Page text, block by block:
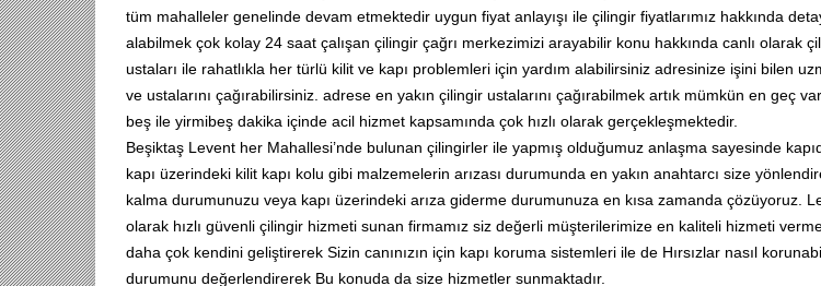
tüm mahalleler genelinde devam etmektedir uygun fiyat anlayışı ile çilingir fiyatlarımız hakkında
alabilmek çok kolay 24 saat çalışan çilingir çağrı merkezimizi arayabilir konu hakkında canlı olarak
ustaları ile rahatlıkla her türlü kilit ve kapı problemleri için yardım alabilirsiniz adresinize işini bilen
ve ustalarını çağırabilirsiniz. adrese en yakın çilingir ustalarını çağırabilmek artık mümkün en geç
beş ile yirmibeş dakika içinde acil hizmet kapsamında çok hızlı olarak gerçekleşmektedir.
Beşiktaş Levent her Mahallesi’nde bulunan çilingirler ile yapmış olduğumuz anlaşma sayesinde
kapı üzerindeki kilit kapı kolu gibi malzemelerin arızası durumunda en yakın anahtarcı size
kalma durumunuzu veya kapı üzerindeki arıza giderme durumunuza en kısa zamanda çözüyoruz.
olarak hızlı güvenli çilingir hizmeti sunan firmamız siz değerli müşterilerimize en kaliteli hizmeti
daha çok kendini geliştirerek Sizin canınızın için kapı koruma sistemleri ile de Hırsızlar nasıl
durumunu değerlendirerek Bu konuda da size hizmetler sunmaktadır.